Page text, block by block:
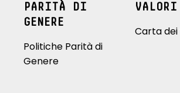
PARITÀ DI
GENERE
Politiche Parità di
Genere
VALORI
Carta dei